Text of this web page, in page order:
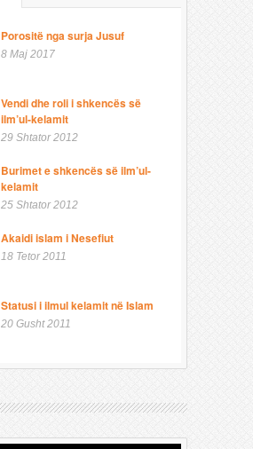
Porositë nga surja Jusuf
8 Maj 2017
Vendi dhe roli i shkencës së
ilm’ul-kelamit
29 Shtator 2012
Burimet e shkencës së ilm’ul-
kelamit
25 Shtator 2012
Akaidi islam i Nesefiut
18 Tetor 2011
Statusi i ilmul kelamit në Islam
20 Gusht 2011